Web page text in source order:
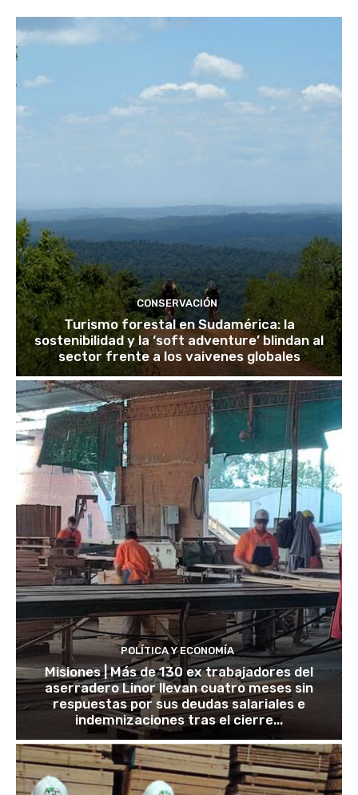
CONSERVACIÓN
Turismo forestal en Sudamérica: la
sostenibilidad y la ‘soft adventure’ blindan al
sector frente a los vaivenes globales
POLÍTICA Y ECONOMÍA
Misiones | Más de 130 ex trabajadores del
aserradero Linor llevan cuatro meses sin
respuestas por sus deudas salariales e
indemnizaciones tras el cierre...